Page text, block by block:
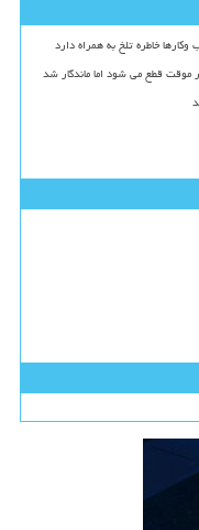
خاطره تلخ به همراه دارد